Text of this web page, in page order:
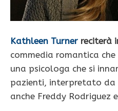
Kathleen Turner reciterà
commedia romantica
una psicologa che si
pazienti, interpretato da
anche Freddy Rodriguez